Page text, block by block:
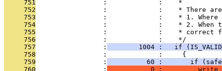
     751
                 :             :    *
     752
:             :    * There
     753
:             :    * 1.
     754
:             :    * 2. When
     755
:             :    * correct
     756
                 :             :    */
     757
                 :
1004 :   if
     758
                 :             :     {
     759
                 :
60 :       if
     760
                 :
0 :